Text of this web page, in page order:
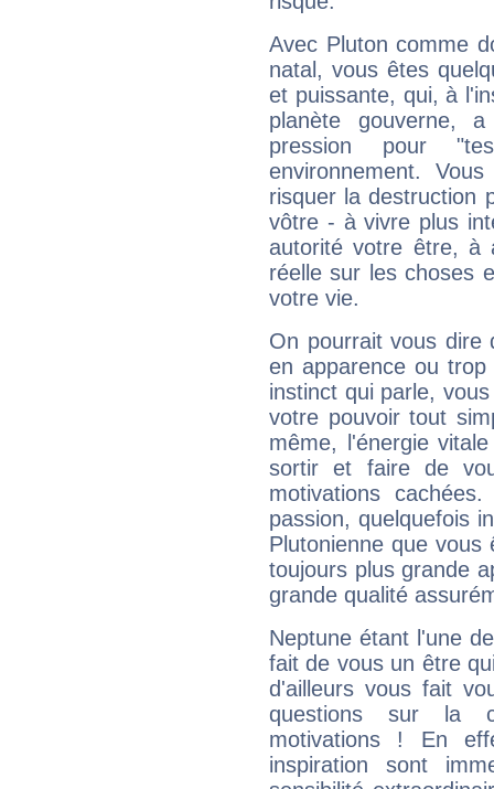
Avec Pluton comme
natal, vous êtes
et puissante, qui, à
planète gouverne,
pression pour
environnement.
risquer la destruction
vôtre - à vivre plus
autorité votre être, à
réelle sur les choses
votre vie.
On pourrait vous dire
en apparence ou
instinct qui parle,
votre pouvoir tout
même, l'énergie
sortir et faire de
motivations
passion, quelquefois
Plutonienne que
toujours plus grande
grande qualité
Neptune étant l'une
fait de vous un être
d'ailleurs vous fait
questions sur la
motivations ! En
inspiration sont